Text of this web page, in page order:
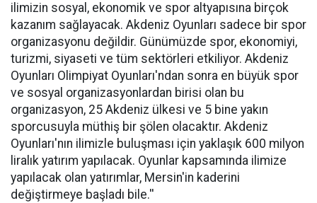
ilimizin sosyal, ekonomik ve spor altyapısına birçok
kazanım sağlayacak. Akdeniz Oyunları sadece bir spor
organizasyonu değildir. Günümüzde spor, ekonomiyi,
turizmi, siyaseti ve tüm sektörleri etkiliyor. Akdeniz
Oyunları Olimpiyat Oyunları'ndan sonra en büyük spor
ve sosyal organizasyonlardan birisi olan bu
organizasyon, 25 Akdeniz ülkesi ve 5 bine yakın
sporcusuyla müthiş bir şölen olacaktır. Akdeniz
Oyunları'nın ilimizle buluşması için yaklaşık 600 milyon
liralık yatırım yapılacak. Oyunlar kapsamında ilimize
yapılacak olan yatırımlar, Mersin'in kaderini
değiştirmeye başladı bile.''